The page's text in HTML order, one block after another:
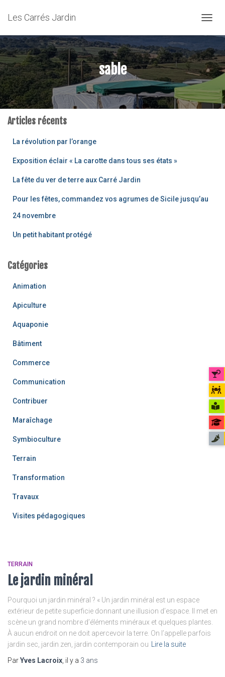
Les Carrés Jardin
sable
Articles récents
La révolution par l’orange
Exposition éclair « La carotte dans tous ses états »
La fête du ver de terre aux Carré Jardin
Pour les fêtes, commandez vos agrumes de Sicile jusqu’au
24 novembre
Un petit habitant protégé
Catégories
Animation
Apiculture
Aquaponie
Bâtiment
Commerce
Communication
Contribuer
Maraîchage
Symbioculture
Terrain
Transformation
Travaux
Visites pédagogiques
TERRAIN
Le jardin minéral
Pourquoi un jardin minéral ? « Un jardin minéral est un espace
extérieur de petite superficie donnant une illusion d’espace. Il met en
scène un grand nombre d’éléments minéraux et quelques plantes.
À aucun endroit on ne doit apercevoir la terre. On l’appelle parfois
jardin sec, jardin zen, jardin contemporain ou
Lire la suite
ParYves Lacroix , il y a 3 ans